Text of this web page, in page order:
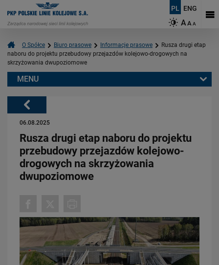
PL ENG
AAA
O Spółce Biuro prasowe Informacje prasowe
Rusza drugi etap
naboru do projektu przebudowy przejazdów kolejowo-drogowych na
skrzyżowania dwupoziomowe
Powrót
06.08.2025
Rusza drugi etap naboru do projektu
przebudowy przejazdów kolejowo-
drogowych na skrzyżowania
dwupoziomowe
MENU
06.08.2026